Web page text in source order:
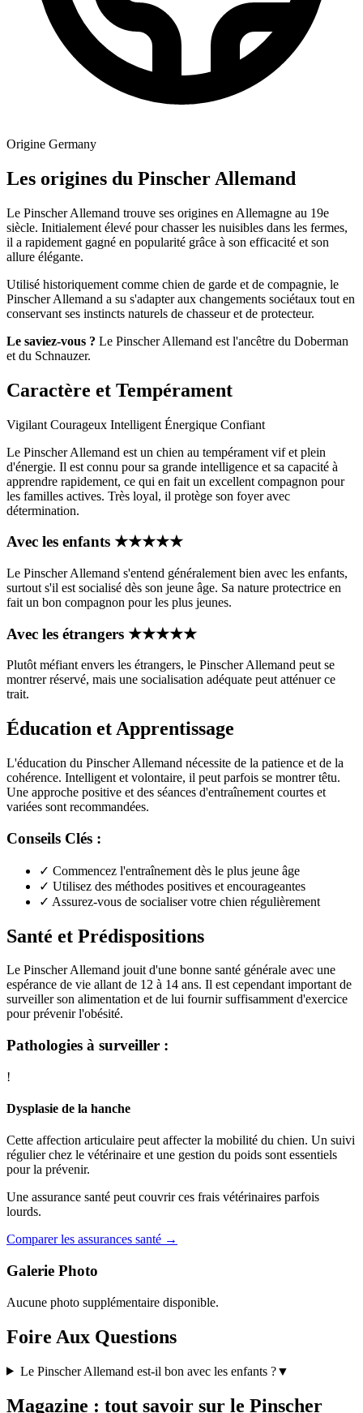
Origine Germany
Les origines du Pinscher Allemand
Le Pinscher Allemand trouve ses origines en Allemagne au 19e
siècle. Initialement élevé pour chasser les nuisibles dans les fermes,
il a rapidement gagné en popularité grâce à son efficacité et son
allure élégante.
Utilisé historiquement comme chien de garde et de compagnie, le
Pinscher Allemand a su s'adapter aux changements sociétaux tout en
conservant ses instincts naturels de chasseur et de protecteur.
Le saviez-vous ? Le Pinscher Allemand est l'ancêtre du Doberman
et du Schnauzer.
Caractère et Tempérament
Vigilant Courageux Intelligent Énergique Confiant
Le Pinscher Allemand est un chien au tempérament vif et plein
d'énergie. Il est connu pour sa grande intelligence et sa capacité à
apprendre rapidement, ce qui en fait un excellent compagnon pour
les familles actives. Très loyal, il protège son foyer avec
détermination.
Avec les enfants ★★★★★
Le Pinscher Allemand s'entend généralement bien avec les enfants,
surtout s'il est socialisé dès son jeune âge. Sa nature protectrice en
fait un bon compagnon pour les plus jeunes.
Avec les étrangers ★★★★★
Plutôt méfiant envers les étrangers, le Pinscher Allemand peut se
montrer réservé, mais une socialisation adéquate peut atténuer ce
trait.
Éducation et Apprentissage
L'éducation du Pinscher Allemand nécessite de la patience et de la
cohérence. Intelligent et volontaire, il peut parfois se montrer têtu.
Une approche positive et des séances d'entraînement courtes et
variées sont recommandées.
Conseils Clés :
✓ Commencez l'entraînement dès le plus jeune âge
✓ Utilisez des méthodes positives et encourageantes
✓ Assurez-vous de socialiser votre chien régulièrement
Santé et Prédispositions
Le Pinscher Allemand jouit d'une bonne santé générale avec une
espérance de vie allant de 12 à 14 ans. Il est cependant important de
surveiller son alimentation et de lui fournir suffisamment d'exercice
pour prévenir l'obésité.
Pathologies à surveiller :
!
Dysplasie de la hanche
Cette affection articulaire peut affecter la mobilité du chien. Un suivi
régulier chez le vétérinaire et une gestion du poids sont essentiels
pour la prévenir.
Une assurance santé peut couvrir ces frais vétérinaires parfois
lourds.
Comparer les assurances santé →
Galerie Photo
Aucune photo supplémentaire disponible.
Foire Aux Questions
Le Pinscher Allemand est-il bon avec les enfants ?▼
Magazine : tout savoir sur le Pinscher